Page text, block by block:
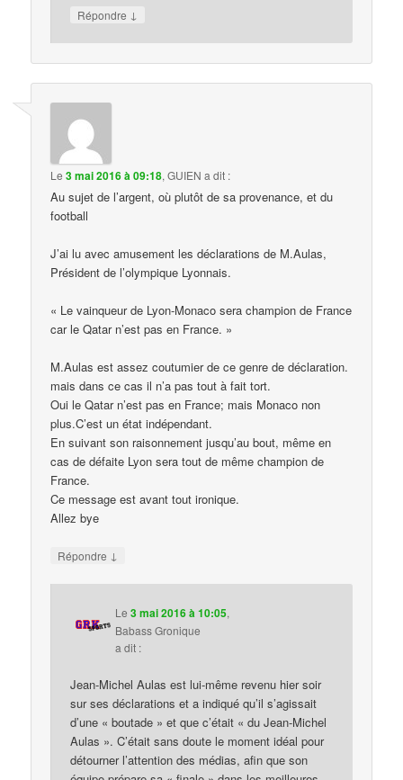
Répondre ↓
Le3 mai 2016 à 09:18,GUIEN a dit :
Au sujet de l’argent, où plutôt de sa provenance, et du
football
J’ai lu avec amusement les déclarations de M.Aulas,
Président de l’olympique Lyonnais.
« Le vainqueur de Lyon-Monaco sera champion de France
car le Qatar n’est pas en France. »
M.Aulas est assez coutumier de ce genre de déclaration.
mais dans ce cas il n’a pas tout à fait tort.
Oui le Qatar n’est pas en France; mais Monaco non
plus.C’est un état indépendant.
En suivant son raisonnement jusqu’au bout, même en
cas de défaite Lyon sera tout de même champion de
France.
Ce message est avant tout ironique.
Allez bye
Répondre ↓
Le3 mai 2016 à 10:05,
Babass Gronique
a dit :
Jean-Michel Aulas est lui-même revenu hier soir
sur ses déclarations et a indiqué qu’il s’agissait
d’une « boutade » et que c’était « du Jean-Michel
Aulas ». C’était sans doute le moment idéal pour
détourner l’attention des médias, afin que son